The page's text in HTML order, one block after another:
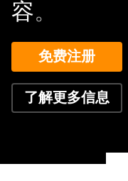
容。
免费注册
了解更多信息